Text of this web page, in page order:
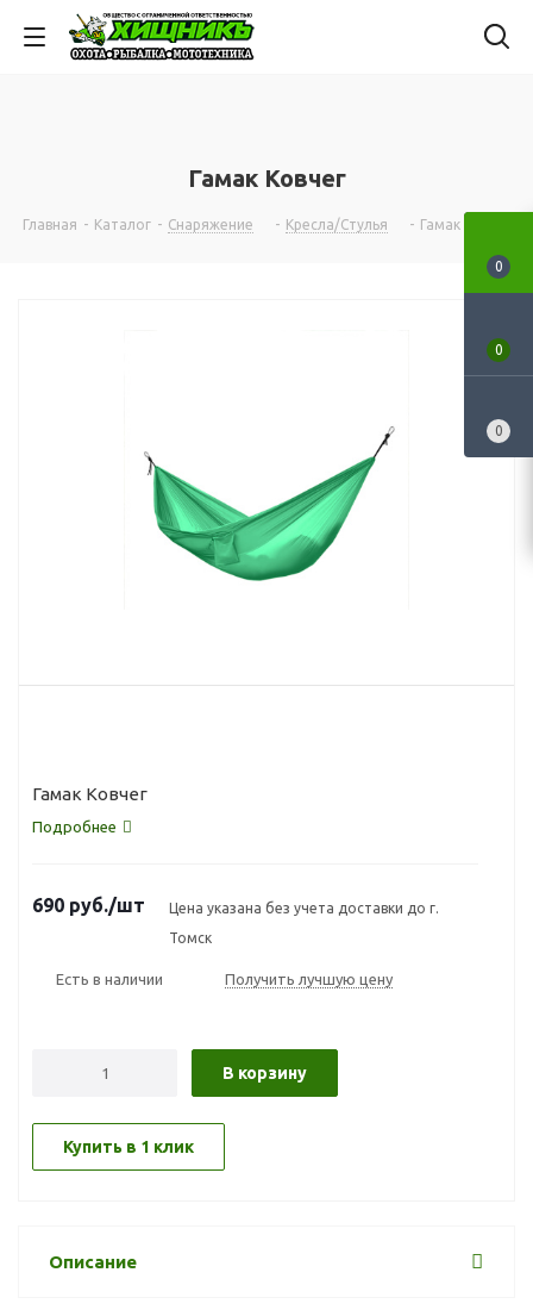
Гамак Ковчег
Главная - Каталог - Снаряжение - Кресла/Стулья - Гамак Ковчег
Гамак Ковчег
Подробнее
690 руб./шт
Цена указана без учета доставки до г.
Томск
Есть в наличии Получить лучшую цену
В корзину
Купить в 1 клик
Описание
0
0
0